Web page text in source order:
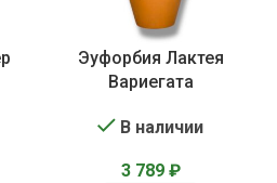
Эуфорбия Лактея
Вариегата
В наличии
3 789 ₽